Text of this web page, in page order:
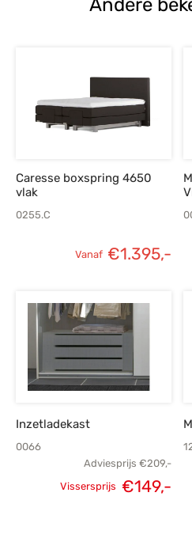
Andere
Caresse boxspring 4650
vlak
0255.C
Vanaf €1.395,-
Inzetladekast
0066
Adviesprijs €209,-
Vissersprijs €149,-